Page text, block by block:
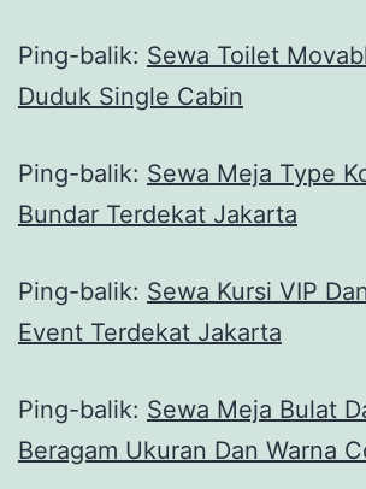
Ping-balik: Sewa Toilet
Duduk Single Cabin
Ping-balik: Sewa Meja Type
Bundar Terdekat Jakarta
Ping-balik: Sewa Kursi VIP
Event Terdekat Jakarta
Ping-balik: Sewa Meja Bulat
Beragam Ukuran Dan Warna